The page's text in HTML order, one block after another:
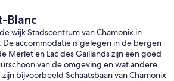
Blanc
wijk Stadscentrum van Chamonix in
accommodatie is gelegen in de bergen
Merlet en Lac des Gaillands zijn een goed
van de omgeving en wat andere
bijvoorbeeld Schaatsbaan van Chamonix